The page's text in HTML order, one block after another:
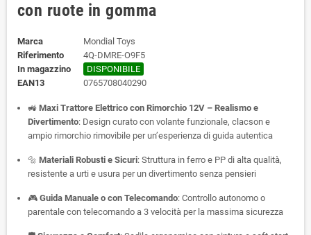
con ruote in gomma
Marca
Mondial Toys
Riferimento
4Q-DMRE-O9F5
In magazzino
DISPONIBILE
EAN13
0765708040290
🚜 Maxi Trattore Elettrico con Rimorchio 12V – Realismo e
Divertimento: Design curato con volante funzionale, clacson e
ampio rimorchio rimovibile per un’esperienza di guida autentica
🔩 Materiali Robusti e Sicuri: Struttura in ferro e PP di alta qualità,
resistente a urti e usura per un divertimento senza pensieri
🎮 Guida Manuale o con Telecomando: Controllo autonomo o
parentale con telecomando a 3 velocità per la massima sicurezza